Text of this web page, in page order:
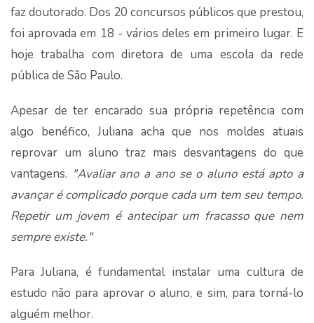
faz doutorado. Dos 20 concursos públicos que prestou,
foi aprovada em 18 - vários deles em primeiro lugar. E
hoje trabalha com diretora de uma escola da rede
pública de São Paulo.
Apesar de ter encarado sua própria repetência com
algo benéfico, Juliana acha que nos moldes atuais
reprovar um aluno traz mais desvantagens do que
vantagens. "Avaliar ano a ano se o aluno está apto a
avançar é complicado porque cada um tem seu tempo.
Repetir um jovem é antecipar um fracasso que nem
sempre existe."
Para Juliana, é fundamental instalar uma cultura de
estudo não para aprovar o aluno, e sim, para torná-lo
alguém melhor.